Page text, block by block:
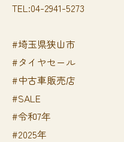
TEL:04-2941-5273
#埼玉県狭山市
#タイヤセール
#中古車販売店
#SALE
#令和7年
#2025年